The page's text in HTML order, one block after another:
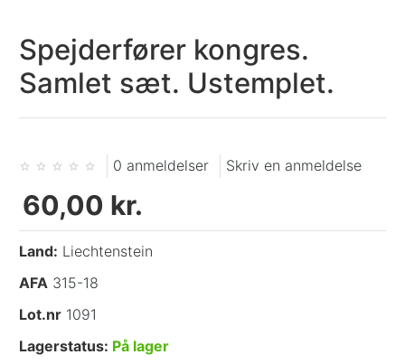
Spejderfører kongres.
Samlet sæt. Ustemplet.
0 anmeldelser Skriv en anmeldelse
60,00 kr.
Land: Liechtenstein
AFA 315-18
Lot.nr 1091
Lagerstatus: På lager